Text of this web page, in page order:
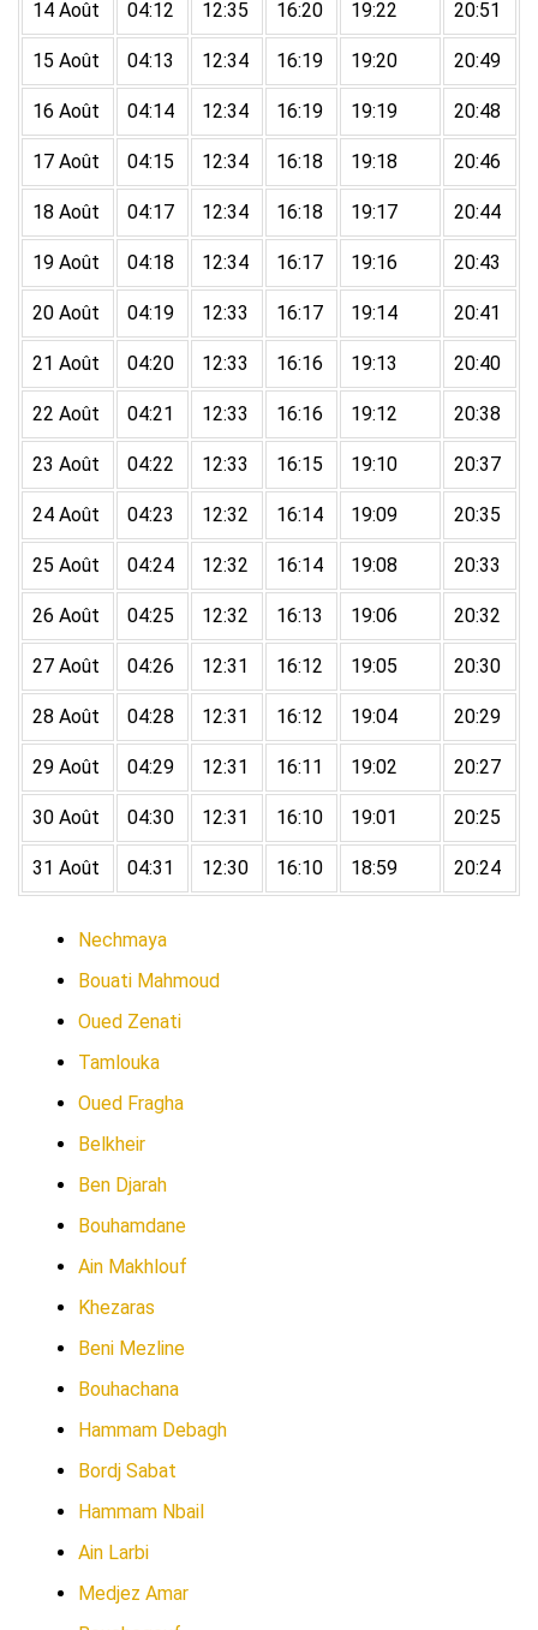
14 Août 04:12 12:35 16:20 19:22 20:51
15 Août 04:13 12:34 16:19 19:20 20:49
16 Août 04:14 12:34 16:19 19:19 20:48
17 Août 04:15 12:34 16:18 19:18 20:46
18 Août 04:17 12:34 16:18 19:17 20:44
19 Août 04:18 12:34 16:17 19:16 20:43
20 Août 04:19 12:33 16:17 19:14 20:41
21 Août 04:20 12:33 16:16 19:13 20:40
22 Août 04:21 12:33 16:16 19:12 20:38
23 Août 04:22 12:33 16:15 19:10 20:37
24 Août 04:23 12:32 16:14 19:09 20:35
25 Août 04:24 12:32 16:14 19:08 20:33
26 Août 04:25 12:32 16:13 19:06 20:32
27 Août 04:26 12:31 16:12 19:05 20:30
28 Août 04:28 12:31 16:12 19:04 20:29
29 Août 04:29 12:31 16:11 19:02 20:27
30 Août 04:30 12:31 16:10 19:01 20:25
31 Août 04:31 12:30 16:10 18:59 20:24
Nechmaya
Bouati Mahmoud
Oued Zenati
Tamlouka
Oued Fragha
Belkheir
Ben Djarah
Bouhamdane
Ain Makhlouf
Khezaras
Beni Mezline
Bouhachana
Hammam Debagh
Bordj Sabat
Hammam Nbail
Ain Larbi
Medjez Amar